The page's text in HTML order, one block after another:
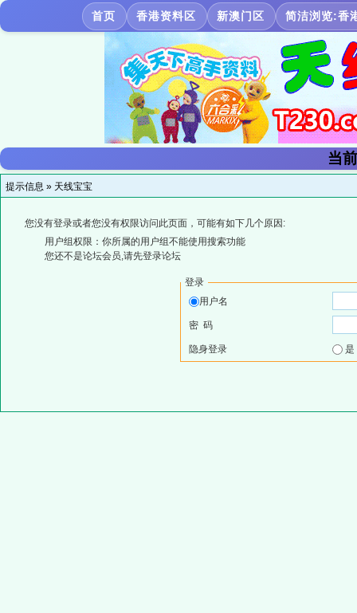
首页 香港资料区 新澳门区 简洁浏览:香
当
提示信息 » 天线宝宝
您没有登录或者您没有权限访问此页面，可能有如下几个原因:
用户组权限：你所属的用户组不能使用搜索功能
您还不是论坛会员,请先登录论坛
登录
用户名
密 码
隐身登录